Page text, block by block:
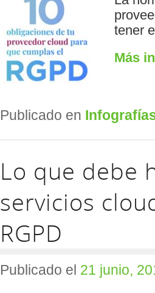
tener
Más
Publicado en
Lo que debe
servicios
RGPD
Publicado el 21 junio,